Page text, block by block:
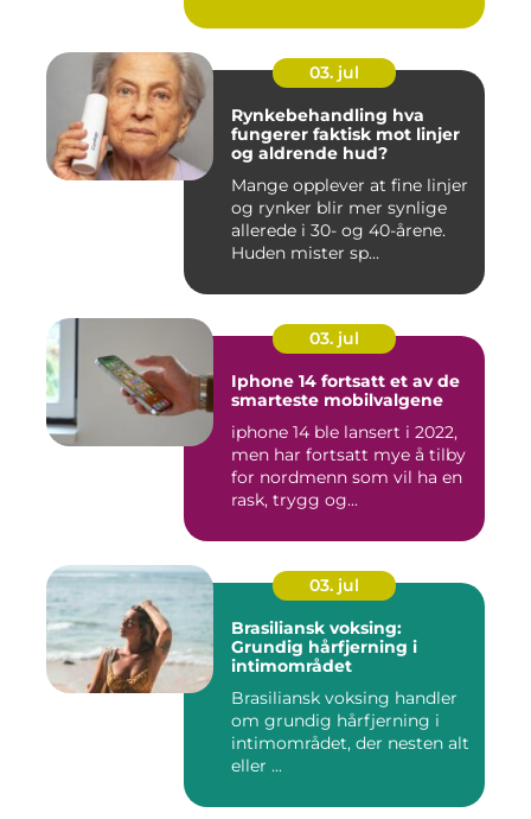
03. jul
Rynkebehandling hva
fungerer faktisk mot linjer
og aldrende hud?
Mange opplever at fine linjer
og rynker blir mer synlige
allerede i 30- og 40-årene.
Huden mister sp...
03. jul
Iphone 14 fortsatt et av de
smarteste mobilvalgene
iphone 14 ble lansert i 2022,
men har fortsatt mye å tilby
for nordmenn som vil ha en
rask, trygg og...
03. jul
Brasiliansk voksing:
Grundig hårfjerning i
intimområdet
Brasiliansk voksing handler
om grundig hårfjerning i
intimområdet, der nesten alt
eller ...